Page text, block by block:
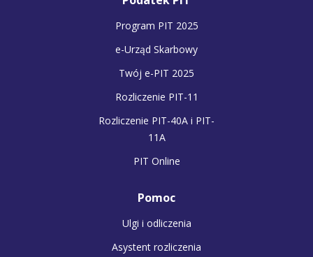
Program PIT 2025
e-Urząd Skarbowy
Twój e-PIT 2025
Rozliczenie PIT-11
Rozliczenie PIT-40A i PIT-
11A
PIT Online
Pomoc
Ulgi i odliczenia
Asystent rozliczenia